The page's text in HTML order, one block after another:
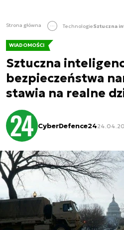
Strona główna Technologie
WIADOMOŚCI
Sztuczna
bezpieczeństwa
stawia na realne
CyberDefence24